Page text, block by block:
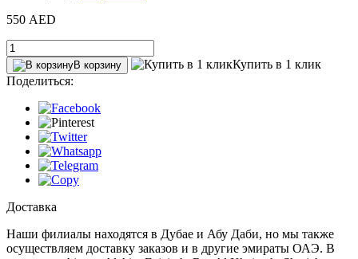
550 AED
В корзину
Купить в 1 клик
Поделиться:
Доставка
Наши филиалы находятся в Дубае и Абу Даби, но мы также
осуществляем доставку заказов и в другие эмираты ОАЭ. В